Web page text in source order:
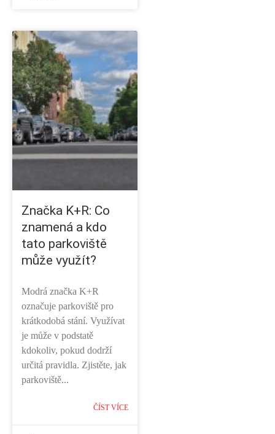
Značka K+R: Co
znamená a kdo
tato parkoviště
může využít?
Modrá značka K+R
označuje parkoviště pro
krátkodobá stání. Využívat
je může v podstatě
kdokoliv, pokud dodrží
určitá pravidla. Zjistěte, jak
parkoviště...
ČÍST VÍCE